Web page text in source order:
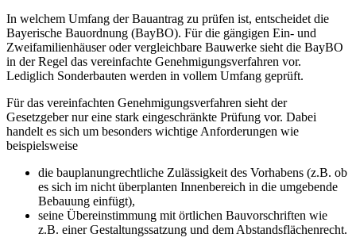
In welchem Umfang der Bauantrag zu prüfen ist, entscheidet die
Bayerische Bauordnung (BayBO). Für die gängigen Ein- und
Zweifamilienhäuser oder vergleichbare Bauwerke sieht die BayBO
in der Regel das vereinfachte Genehmigungsverfahren vor.
Lediglich Sonderbauten werden in vollem Umfang geprüft.
Für das vereinfachten Genehmigungsverfahren sieht der
Gesetzgeber nur eine stark eingeschränkte Prüfung vor. Dabei
handelt es sich um besonders wichtige Anforderungen wie
beispielsweise
die bauplanungrechtliche Zulässigkeit des Vorhabens (z.B. ob
es sich im nicht überplanten Innenbereich in die umgebende
Bebauung einfügt),
seine Übereinstimmung mit örtlichen Bauvorschriften wie
z.B. einer Gestaltungssatzung und dem Abstandsflächenrecht.